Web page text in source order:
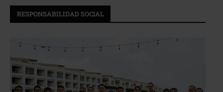
RESPONSABILIDAD SOCIAL